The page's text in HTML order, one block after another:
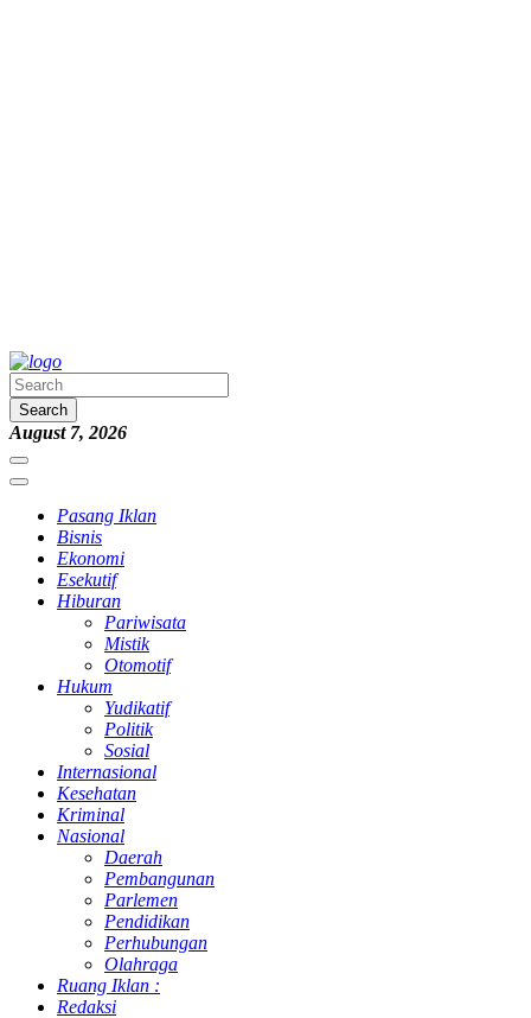
Search
August 7, 2026
Pasang Iklan
Bisnis
Ekonomi
Esekutif
Hiburan
Pariwisata
Mistik
Otomotif
Hukum
Yudikatif
Politik
Sosial
Internasional
Kesehatan
Kriminal
Nasional
Daerah
Pembangunan
Parlemen
Pendidikan
Perhubungan
Olahraga
Ruang Iklan :
Redaksi